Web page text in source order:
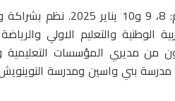
المهرجان الذي امتد على
الوطنية والتعليم الاولي
من مديري المؤسسات التعليمية
مدرسة بني واسين ومدرسة